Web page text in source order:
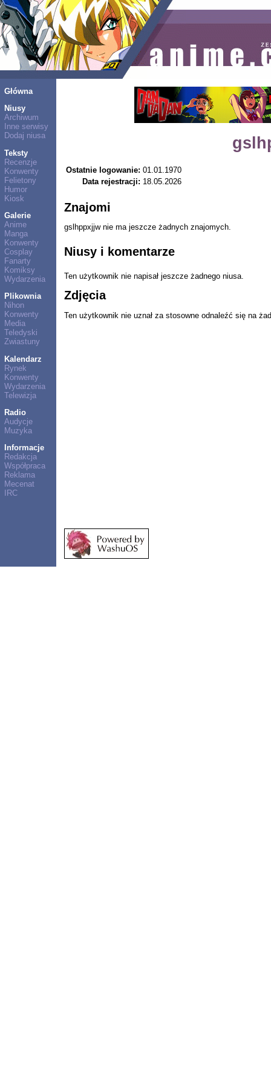
Główna
Niusy
Archiwum
Inne serwisy
Dodaj niusa
Teksty
Recenzje
Konwenty
Felietony
Humor
Kiosk
Galerie
Anime
Manga
Konwenty
Cosplay
Fanarty
Komiksy
Wydarzenia
Plikownia
Nihon
Konwenty
Media
Teledyski
Zwiastuny
Kalendarz
Rynek
Konwenty
Wydarzenia
Telewizja
Radio
Audycje
Muzyka
Informacje
Redakcja
Współpraca
Reklama
Mecenat
IRC
Ostatnie logowanie: 01.01.1970
Data rejestracji: 18.05.2026
Znajomi
gslhppxjjw nie ma jeszcze żadnych znajomych.
Niusy i komentarze
Ten użytkownik nie napisał jeszcze żadnego niusa.
Zdjęcia
Ten użytkownik nie uznał za stosowne odnaleźć się na